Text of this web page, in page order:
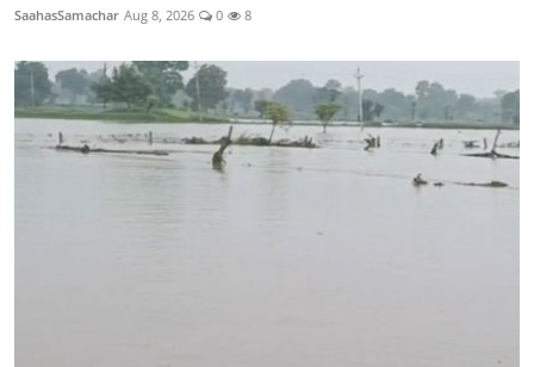
SaahasSamachar Aug 8, 2026 0 8